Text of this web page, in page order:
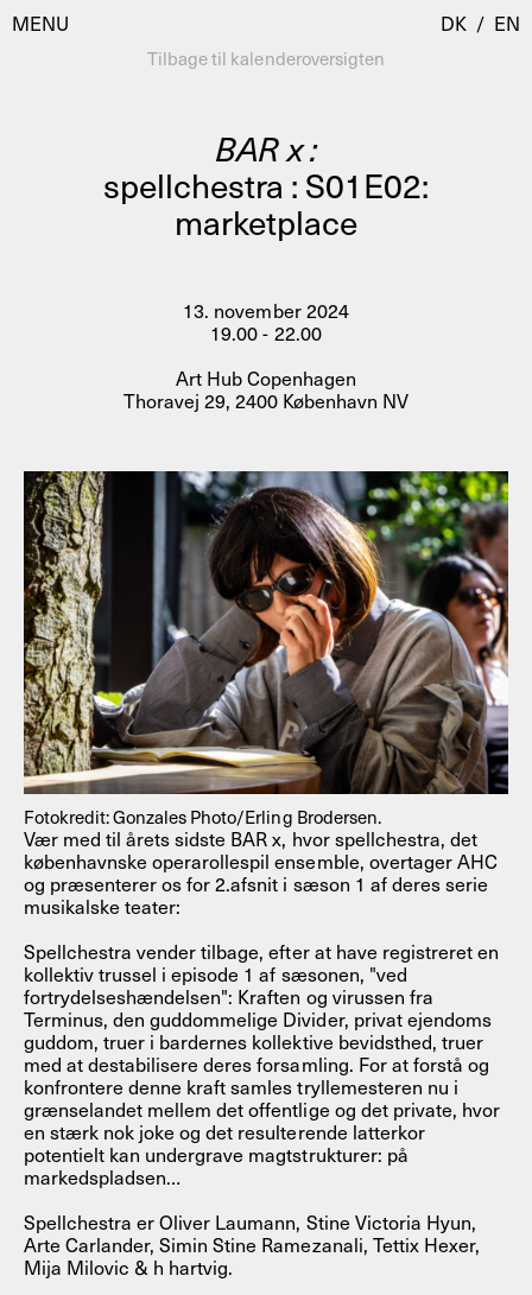
MENU
Besøg
Kalender
Room Room
Programmer
Residencies & Studios
Artistic Research
Om
Om AHC
AHC Channel Søg
DK / EN
Fotokredit: Gonzales Photo/Erling Brodersen.
Tilbage til kalenderoversigten
BAR x :
spellchestra : S01E02:
marketplace
13. november 2024
19.00 - 22.00
Art Hub Copenhagen
Thoravej 29, 2400 København NV
Vær med til årets sidste BAR x, hvor spellchestra, det
københavnske operarollespil ensemble, overtager AHC
og præsenterer os for 2.afsnit i sæson 1 af deres serie
musikalske teater:
Spellchestra vender tilbage, efter at have registreret en
kollektiv trussel i episode 1 af sæsonen, "ved
fortrydelseshændelsen": Kraften og virussen fra
Terminus, den guddommelige Divider, privat ejendoms
guddom, truer i bardernes kollektive bevidsthed, truer
med at destabilisere deres forsamling. For at forstå og
konfrontere denne kraft samles tryllemesteren nu i
grænselandet mellem det offentlige og det private, hvor
en stærk nok joke og det resulterende latterkor
potentielt kan undergrave magtstrukturer: på
markedspladsen…
Spellchestra er Oliver Laumann, Stine Victoria Hyun,
Arte Carlander, Simin Stine Ramezanali, Tettix Hexer,
Mija Milovic & h hartvig.